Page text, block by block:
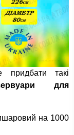
такі
для
на 1000